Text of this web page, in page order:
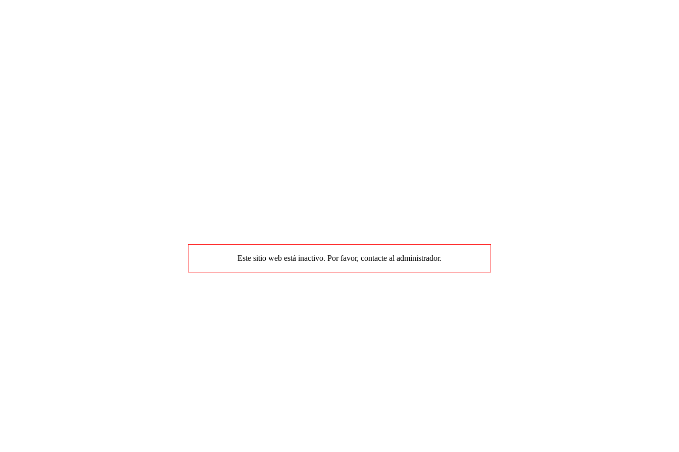
Este sitio web está inactivo. Por favor, contacte al administrador.